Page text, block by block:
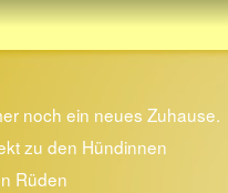
noch ein neues Zuhause.
zu den Hündinnen
Rüden